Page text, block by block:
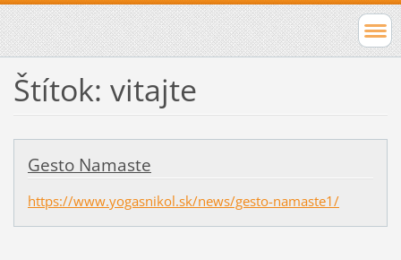
Štítok: vitajte
Gesto Namaste
https://www.yogasnikol.sk/news/gesto-namaste1/